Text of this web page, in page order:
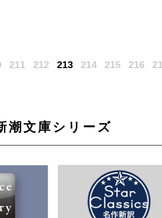
211 212 213 214 215 216
潮文庫シリーズ